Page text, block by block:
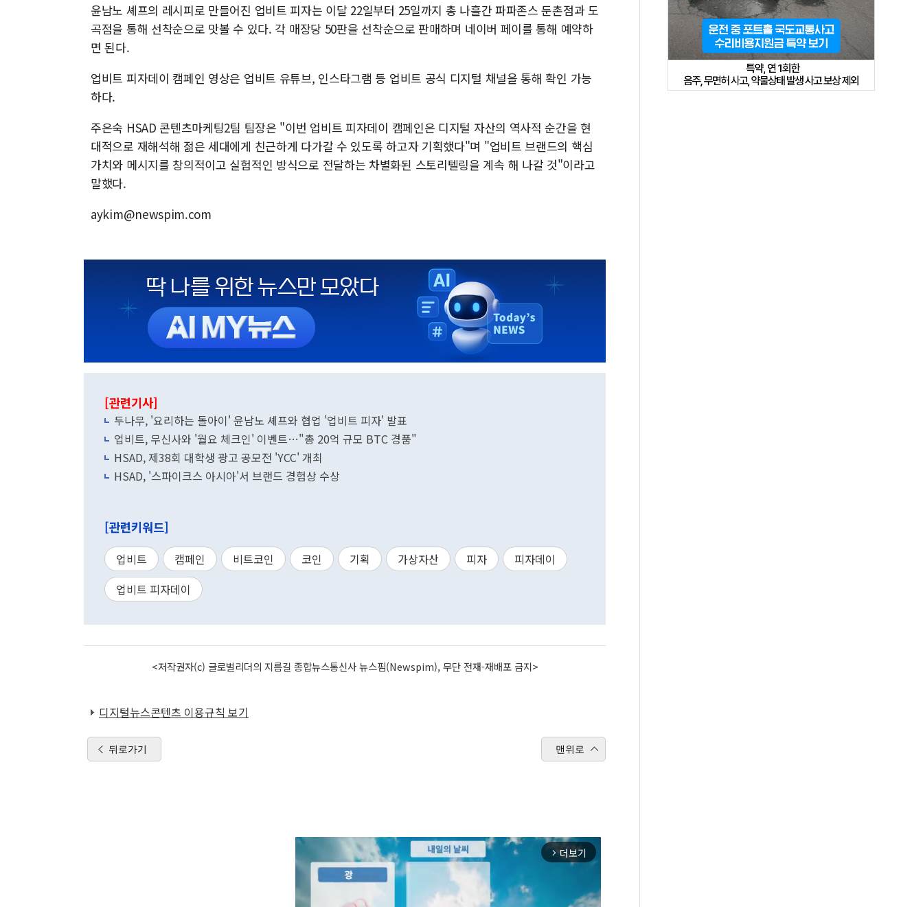
윤남노 셰프의 레시피로 만들어진 업비트 피자는 이달 22일부터 25일까지 총 나흘간 파파존스 둔촌점과 도
곡점을 통해 선착순으로 맛볼 수 있다. 각 매장당 50판을 선착순으로 판매하며 네이버 페이를 통해 예약하
면 된다.
업비트 피자데이 캠페인 영상은 업비트 유튜브, 인스타그램 등 업비트 공식 디지털 채널을 통해 확인 가능
하다.
주은숙 HSAD 콘텐츠마케팅2팀 팀장은 "이번 업비트 피자데이 캠페인은 디지털 자산의 역사적 순간을 현
대적으로 재해석해 젊은 세대에게 친근하게 다가갈 수 있도록 하고자 기획했다"며 "업비트 브랜드의 핵심
가치와 메시지를 창의적이고 실험적인 방식으로 전달하는 차별화된 스토리텔링을 계속 해 나갈 것"이라고
말했다.
aykim@newspim.com
[관련기사]
두나무, '요리하는 돌아이' 윤남노 셰프와 협업 '업비트 피자' 발표
업비트, 무신사와 '월요 체크인' 이벤트…"총 20억 규모 BTC 경품"
HSAD, 제38회 대학생 광고 공모전 'YCC' 개최
HSAD, '스파이크스 아시아'서 브랜드 경험상 수상
[관련키워드]
업비트 캠페인 비트코인 코인 기획 가상자산 피자
피자데이
업비트 피자데이
<저작권자(c) 글로벌리더의 지름길 종합뉴스통신사 뉴스핌(Newspim), 무단 전재-재배포 금지>
디지털뉴스콘텐츠 이용규칙 보기
뒤로가기 맨위로
arrow_forward_ios 더보기